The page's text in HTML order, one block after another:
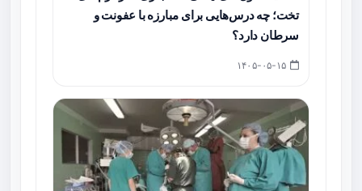
تخت؛ چه درس‌هایی برای مبارزه با عفونت و
سرطان دارد؟